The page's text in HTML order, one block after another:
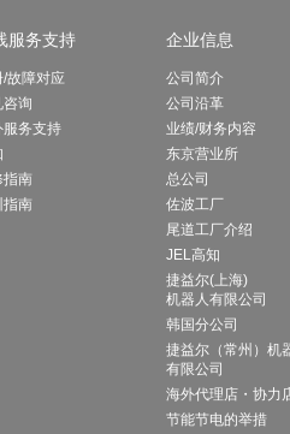
服务支持
/故障对应
咨询
服务支持
指南
指南
企业信息
公司简介
公司沿革
业绩/财务内容
东京营业所
总公司
佐波工厂
尾道工厂介绍
JEL高知
捷益尔(上海)
机器人有限公司
韩国分公司
捷益尔（常州）机
有限公司
海外代理店・协力
节能节电的举措